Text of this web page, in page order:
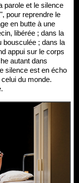
parole et le silence
pour reprendre le
en butte à une
libérée ; dans la
bousculée ; dans la
appui sur le corps
autant dans
silence est en écho
du monde.